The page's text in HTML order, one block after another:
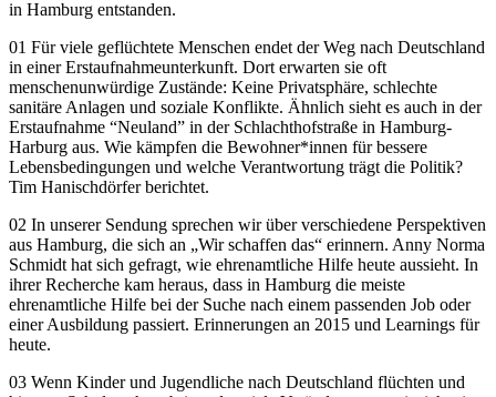
in Hamburg entstanden.
01 Für viele geflüchtete Menschen endet der Weg nach Deutschland
in einer Erstaufnahmeunterkunft. Dort erwarten sie oft
menschenunwürdige Zustände: Keine Privatsphäre, schlechte
sanitäre Anlagen und soziale Konflikte. Ähnlich sieht es auch in der
Erstaufnahme “Neuland” in der Schlachthofstraße in Hamburg-
Harburg aus. Wie kämpfen die Bewohner*innen für bessere
Lebensbedingungen und welche Verantwortung trägt die Politik?
Tim Hanischdörfer berichtet.
02 In unserer Sendung sprechen wir über verschiedene Perspektiven
aus Hamburg, die sich an „Wir schaffen das“ erinnern. Anny Norma
Schmidt hat sich gefragt, wie ehrenamtliche Hilfe heute aussieht. In
ihrer Recherche kam heraus, dass in Hamburg die meiste
ehrenamtliche Hilfe bei der Suche nach einem passenden Job oder
einer Ausbildung passiert. Erinnerungen an 2015 und Learnings für
heute.
03 Wenn Kinder und Jugendliche nach Deutschland flüchten und